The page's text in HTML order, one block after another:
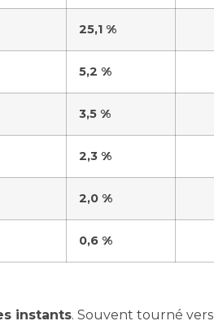
25,1 %
5,2 %
3,5 %
2,3 %
2,0 %
0,6 %
instants. Souvent tourné vers